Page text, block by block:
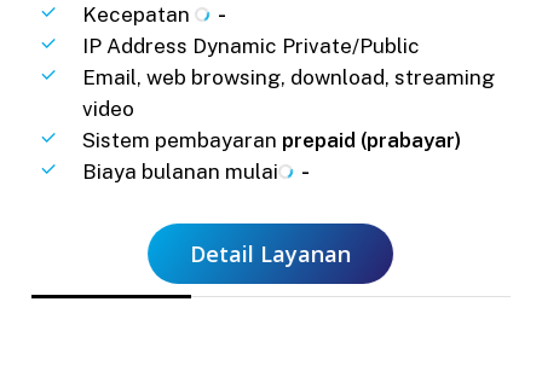
Kecepatan
-
IP Address Dynamic Private/Public
Email, web browsing, download, streaming
video
Sistem pembayaran prepaid (prabayar)
Biaya bulanan mulai
-
Detail Layanan